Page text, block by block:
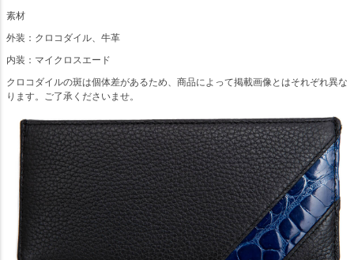
素材
外装：クロコダイル、牛革
内装：マイクロスエード
クロコダイルの斑は個体差があるため、商品によって掲載画像とはそれぞれ異な
ります。ご了承くださいませ。